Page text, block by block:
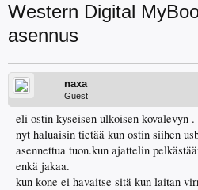
Western Digital
asennus
naxa
Guest
eli ostin kyseisen ulkoisen kovalevyn .
nyt haluaisin tietää kun ostin siihen
asennettua tuon.kun ajattelin
enkä jakaa.
kun kone ei havaitse sitä kun laitan